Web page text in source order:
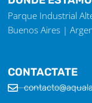
Parque Industrial
Buenos Aires |
CONTACTATE